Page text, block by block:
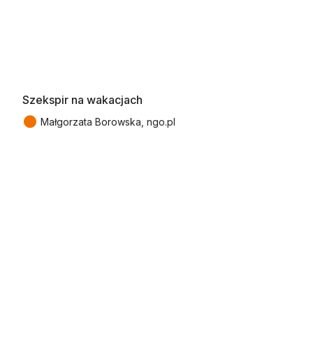
Szekspir na wakacjach
● Małgorzata Borowska, ngo.pl